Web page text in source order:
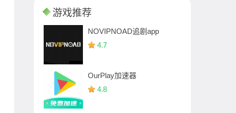
游戏推荐
NOVIPNOAD追剧app
4.7
OurPlay加速器
4.8